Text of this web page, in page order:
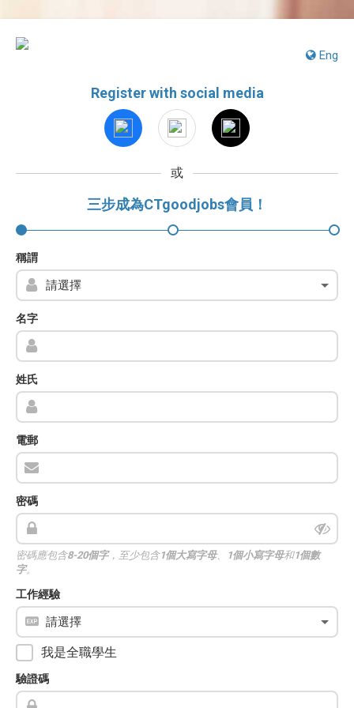
Eng
Register with social media
或
三步成為CTgoodjobs會員！
稱謂
名字
姓氏
電郵
密碼
密碼應包含8-20個字，至少包含1個大寫字母、 1個小寫字母和1個數
字。
工作經驗
我是全職學生
驗證碼